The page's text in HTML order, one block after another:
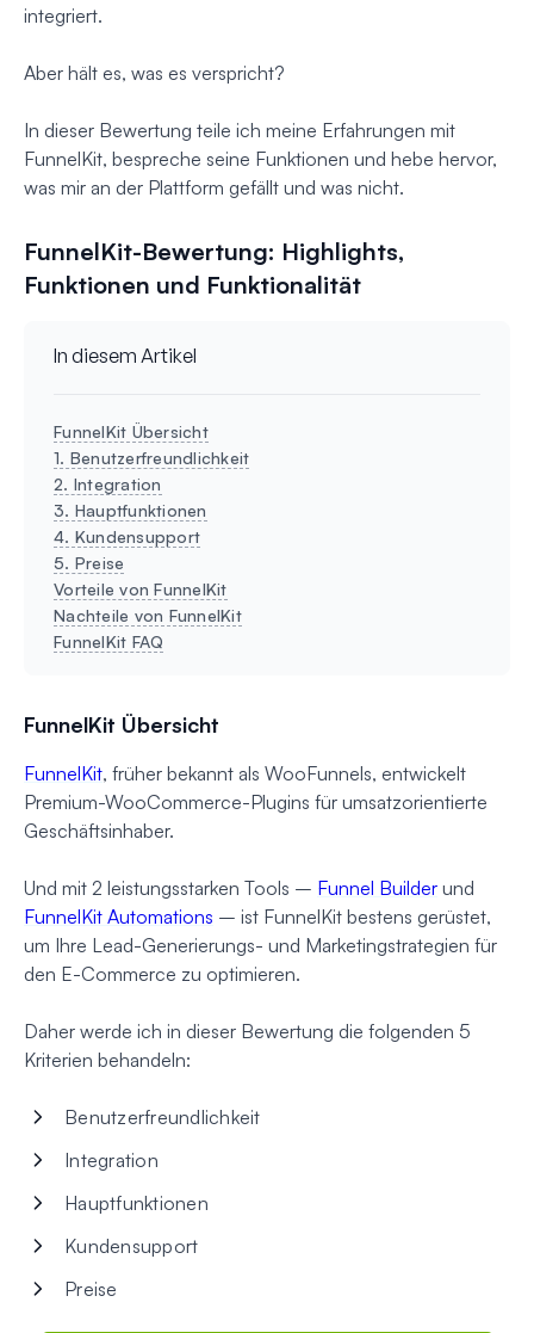
integriert.
Aber hält es, was es verspricht?
In dieser Bewertung teile ich meine Erfahrungen mit
FunnelKit, bespreche seine Funktionen und hebe hervor,
was mir an der Plattform gefällt und was nicht.
FunnelKit-Bewertung: Highlights,
Funktionen und Funktionalität
In diesem Artikel
FunnelKit Übersicht
1. Benutzerfreundlichkeit
2. Integration
3. Hauptfunktionen
4. Kundensupport
5. Preise
Vorteile von FunnelKit
Nachteile von FunnelKit
FunnelKit FAQ
FunnelKit Übersicht
FunnelKit, früher bekannt als WooFunnels, entwickelt
Premium-WooCommerce-Plugins für umsatzorientierte
Geschäftsinhaber.
Und mit 2 leistungsstarken Tools – Funnel Builder und
FunnelKit Automations – ist FunnelKit bestens gerüstet,
um Ihre Lead-Generierungs- und Marketingstrategien für
den E-Commerce zu optimieren.
Daher werde ich in dieser Bewertung die folgenden 5
Kriterien behandeln:
Benutzerfreundlichkeit
Integration
Hauptfunktionen
Kundensupport
Preise